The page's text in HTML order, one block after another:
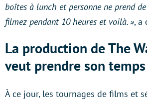
boîtes à lunch et personne ne prend
filmez pendant 10 heures et voilà. », a
La production de The
veut prendre son temps
À ce jour, les tournages de films et